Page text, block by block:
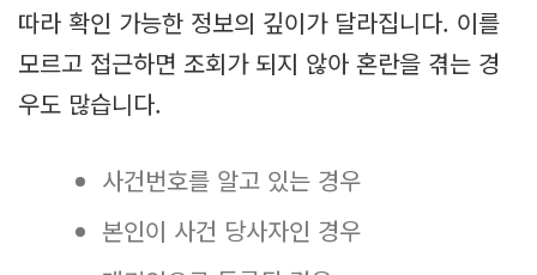
따라 확인 가능한 정보의 깊이가 달라집니다. 이를
모르고 접근하면 조회가 되지 않아 혼란을 겪는 경
우도 많습니다.
사건번호를 알고 있는 경우
본인이 사건 당사자인 경우